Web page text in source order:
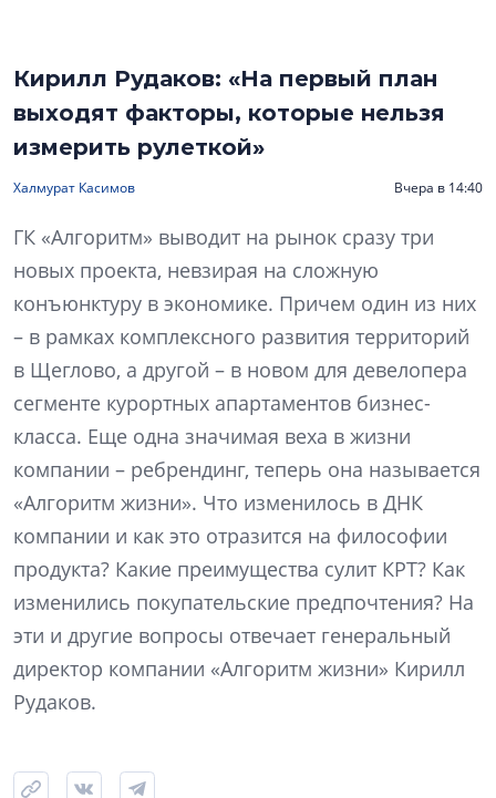
Кирилл Рудаков: «На первый план
выходят факторы, которые нельзя
измерить рулеткой»
Халмурат Касимов Вчера в 14:40
ГК «Алгоритм» выводит на рынок сразу три
новых проекта, невзирая на сложную
конъюнктуру в экономике. Причем один из них
– в рамках комплексного развития территорий
в Щеглово, а другой – в новом для девелопера
сегменте курортных апартаментов бизнес-
класса. Еще одна значимая веха в жизни
компании – ребрендинг, теперь она называется
«Алгоритм жизни». Что изменилось в ДНК
компании и как это отразится на философии
продукта? Какие преимущества сулит КРТ? Как
изменились покупательские предпочтения? На
эти и другие вопросы отвечает генеральный
директор компании «Алгоритм жизни» Кирилл
Рудаков.